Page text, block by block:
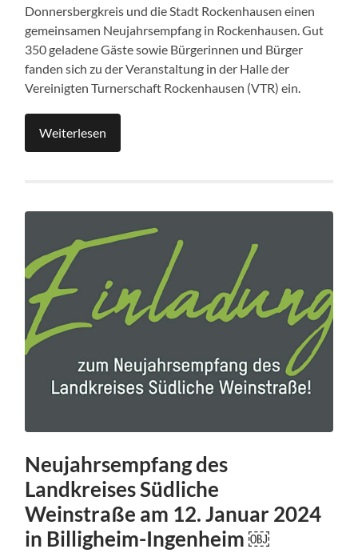
Donnersbergkreis und die Stadt Rockenhausen einen
gemeinsamen Neujahrsempfang in Rockenhausen. Gut
350 geladene Gäste sowie Bürgerinnen und Bürger
fanden sich zu der Veranstaltung in der Halle der
Vereinigten Turnerschaft Rockenhausen (VTR) ein.
Weiterlesen
Neujahrsempfang des
Landkreises Südliche
Weinstraße am 12. Januar 2024
in Billigheim-Ingenheim ￼